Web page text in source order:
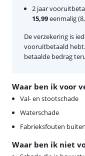
Waar ben ik voor
Val- en stootschade
Waterschade
Fabrieksfouten
Waar ben ik niet
2 jaar
15,99eenmalig
De verzekering is
vooruitbetaald
betaalde bedrag